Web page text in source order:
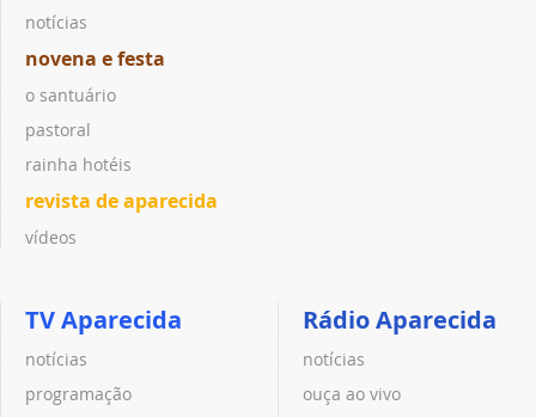
notícias
novena e festa
o santuário
pastoral
rainha hotéis
revista de aparecida
vídeos
TV Aparecida
notícias
programação
Rádio Aparecida
notícias
ouça ao vivo